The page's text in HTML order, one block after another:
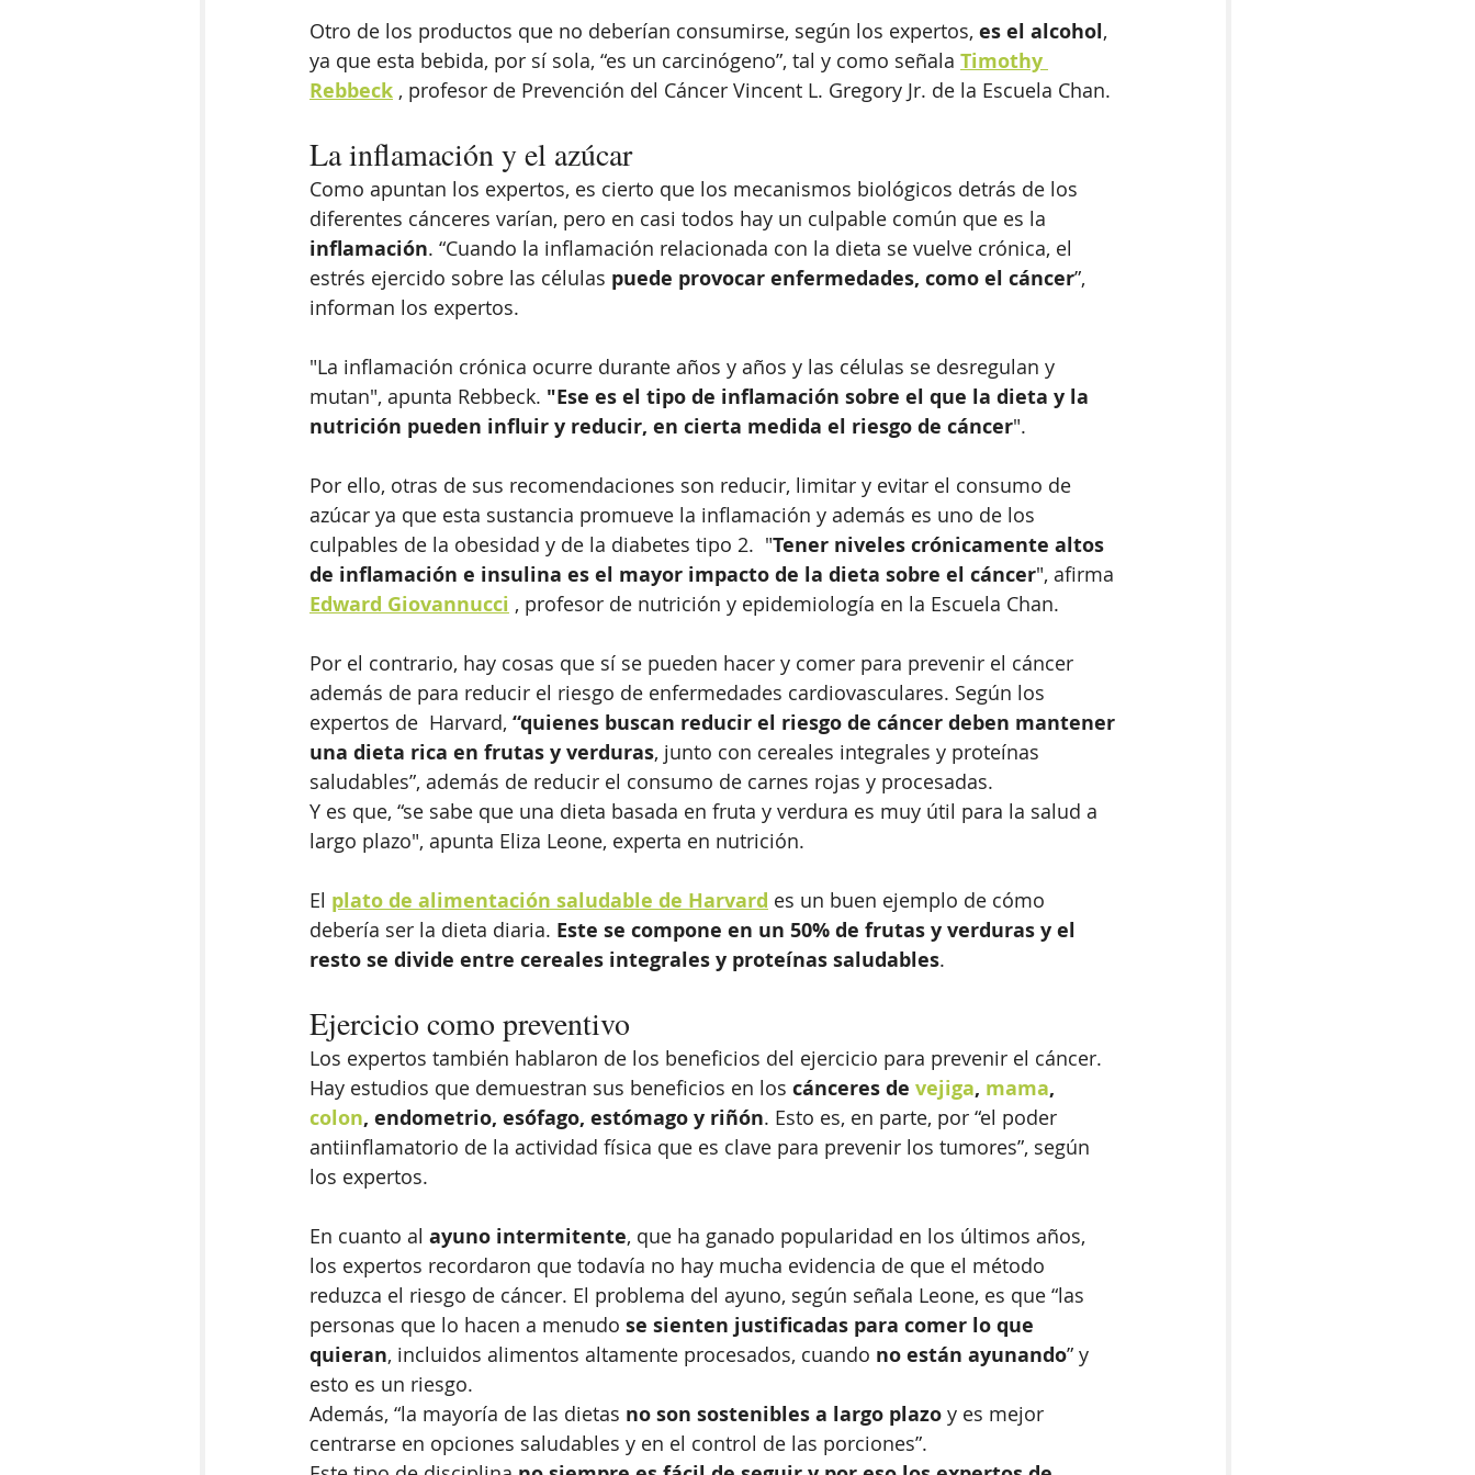
Otro de los productos que no deberían consumirse, según los expertos, es el alcohol,
ya que esta bebida, por sí sola, “es un carcinógeno”, tal y como señala Timothy
Rebbeck , profesor de Prevención del Cáncer Vincent L. Gregory Jr. de la Escuela Chan.
La inflamación y el azúcar
Como apuntan los expertos, es cierto que los mecanismos biológicos detrás de los
diferentes cánceres varían, pero en casi todos hay un culpable común que es la
inflamación. “Cuando la inflamación relacionada con la dieta se vuelve crónica, el
estrés ejercido sobre las células puede provocar enfermedades, como el cáncer”,
informan los expertos.
"La inflamación crónica ocurre durante años y años y las células se desregulan y
mutan", apunta Rebbeck. "Ese es el tipo de inflamación sobre el que la dieta y la
nutrición pueden influir y reducir, en cierta medida el riesgo de cáncer".
Por ello, otras de sus recomendaciones son reducir, limitar y evitar el consumo de
azúcar ya que esta sustancia promueve la inflamación y además es uno de los
culpables de la obesidad y de la diabetes tipo 2.  "Tener niveles crónicamente altos
de inflamación e insulina es el mayor impacto de la dieta sobre el cáncer", afirma
Edward Giovannucci , profesor de nutrición y epidemiología en la Escuela Chan.
Por el contrario, hay cosas que sí se pueden hacer y comer para prevenir el cáncer
además de para reducir el riesgo de enfermedades cardiovasculares. Según los
expertos de  Harvard, “quienes buscan reducir el riesgo de cáncer deben mantener
una dieta rica en frutas y verduras, junto con cereales integrales y proteínas
saludables”, además de reducir el consumo de carnes rojas y procesadas.
Y es que, “se sabe que una dieta basada en fruta y verdura es muy útil para la salud a
largo plazo", apunta Eliza Leone, experta en nutrición.
El plato de alimentación saludable de Harvard es un buen ejemplo de cómo
debería ser la dieta diaria. Este se compone en un 50% de frutas y verduras y el
resto se divide entre cereales integrales y proteínas saludables.
Ejercicio como preventivo
Los expertos también hablaron de los beneficios del ejercicio para prevenir el cáncer.
Hay estudios que demuestran sus beneficios en los cánceres de vejiga, mama,
colon, endometrio, esófago, estómago y riñón. Esto es, en parte, por “el poder
antiinflamatorio de la actividad física que es clave para prevenir los tumores”, según
los expertos.
En cuanto al ayuno intermitente, que ha ganado popularidad en los últimos años,
los expertos recordaron que todavía no hay mucha evidencia de que el método
reduzca el riesgo de cáncer. El problema del ayuno, según señala Leone, es que “las
personas que lo hacen a menudo se sienten justificadas para comer lo que
quieran, incluidos alimentos altamente procesados, cuando no están ayunando” y
esto es un riesgo.
Además, “la mayoría de las dietas no son sostenibles a largo plazo y es mejor
centrarse en opciones saludables y en el control de las porciones”.